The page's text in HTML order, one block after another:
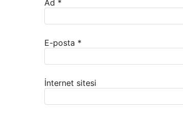
Ad *
E-posta *
İnternet sitesi